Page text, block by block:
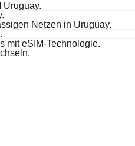
Uruguay.
Netzen in Uruguay.
mit eSIM-Technologie.